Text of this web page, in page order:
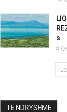
s
8
TË NDRYSHME